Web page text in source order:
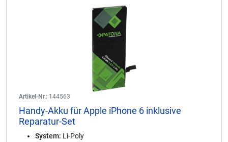
Artikel-Nr.: 144563
Handy-Akku für Apple iPhone 6 inklusive
Reparatur-Set
System: Li-Poly